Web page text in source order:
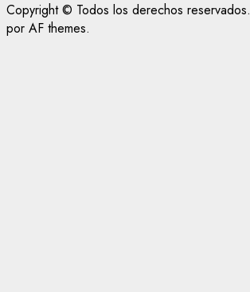
Copyright © Todos los derechos reservados.
por AF themes.